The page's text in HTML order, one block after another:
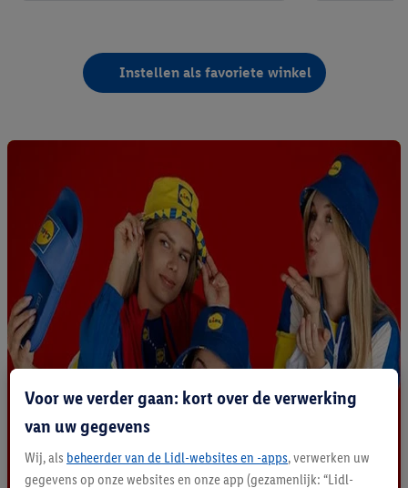
Instellen als favoriete winkel
Voor we verder gaan: kort over de verwerking
van uw gegevens
Wij, als beheerder van de Lidl-websites en -apps, verwerken uw
gegevens op onze websites en onze app (gezamenlijk: “Lidl-